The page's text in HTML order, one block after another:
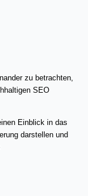
zu betrachten,
SEO
Einblick in das
darstellen und